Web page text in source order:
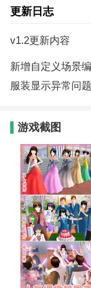
更新日志
v1.2更新内容
新增自定义场景
服装显示异常问
游戏截图